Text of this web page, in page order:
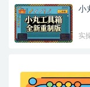
小
实